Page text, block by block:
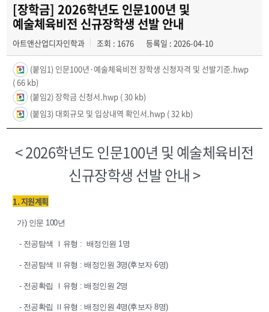
학과행사
[장학금] 2026학년도 인문100년 및
예술체육비전 신규장학생 선발 안내
아트앤산업디자인학과 조회 : 1676 등록일 : 2026-04-10
(붙임1) 인문100년·예술체육비전 장학생 신청자격 및 선발기준.hwp
( 66 kb)
(붙임2) 장학금 신청서.hwp ( 30 kb)
(붙임3) 대회규모 및 입상내역 확인서.hwp ( 32 kb)
< 2026학년도 인문100년 및 예술체육비전
신규장학생 선발 안내 >
1. 지원계획
가) 인문 100년
- 전공탐색 Ⅰ유형 : 배정인원 1명
- 전공탐색 Ⅱ유형 : 배정인원 3명(후보자 6명)
- 전공확립 Ⅰ유형 : 배정인원 2명
- 전공확립 Ⅱ유형 : 배정인원 4명(후보자 8명)